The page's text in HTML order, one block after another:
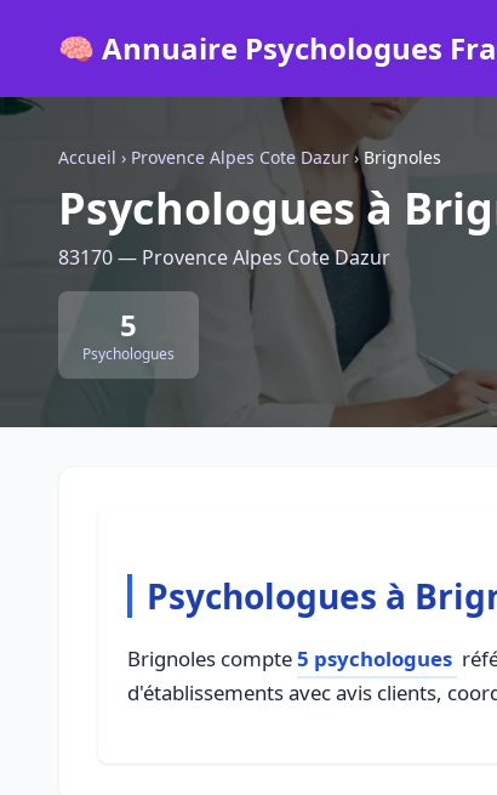
🧠 Annuaire Psychologues
Accueil › Provence Alpes Cote Dazur›Brignoles
Psychologues à
83170 — Provence Alpes Cote Dazur
5
Psychologues
Psychologues à
Brignoles compte5 psychologues
d'établissements avec avis clients,